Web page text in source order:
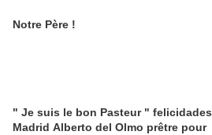
Notre Père !
" Je suis le bon Pasteur " felicidades
Madrid Alberto del Olmo prêtre pour